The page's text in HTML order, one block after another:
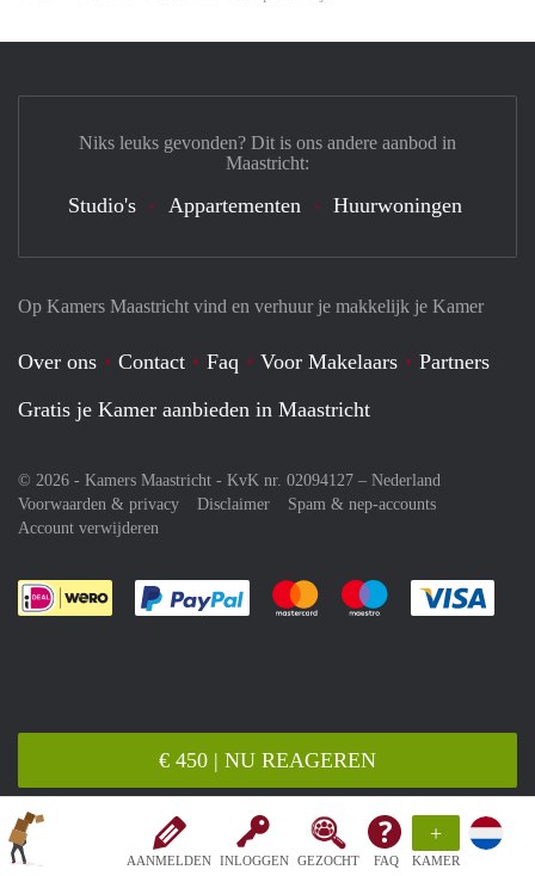
AANMELDEN INLOGGEN GEZOCHT FAQ
+
KAMER
€ 450 | NU REAGEREN
Op Kamers Maastricht vind en verhuur je makkelijk je Kamer
Over ons Contact Faq Voor Makelaars
Partners
Gratis je Kamer aanbieden in Maastricht
© 2026 - Kamers Maastricht - KvK nr. 02094127 – Nederland
Voorwaarden & privacy
Disclaimer
Spam & nep-accounts
Account verwijderen
Je rekent gemakkelijk af met Paypal
Je rekent gemakkelijk af met
Je rekent
Niks leuks gevonden? Dit is ons andere aanbod in
Maastricht:
Studio's Appartementen Huurwoningen